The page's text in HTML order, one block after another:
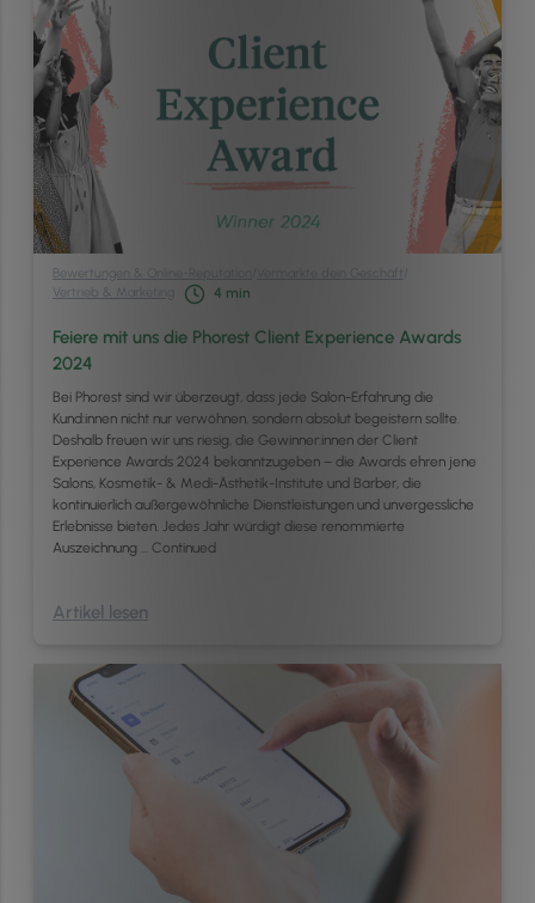
Bewertungen & Online-Reputation Vermarkte dein Geschäft
Vertrieb & Marketing
4 min
Feiere mit uns die Phorest Client Experience Awards
2024
Bei Phorest sind wir überzeugt, dass jede Salon-Erfahrung die
Kund:innen nicht nur verwöhnen, sondern absolut begeistern sollte.
Deshalb freuen wir uns riesig, die Gewinner:innen der Client
Experience Awards 2024 bekanntzugeben – die Awards ehren jene
Salons, Kosmetik- & Medi-Ästhetik-Institute und Barber, die
kontinuierlich außergewöhnliche Dienstleistungen und unvergessliche
Erlebnisse bieten. Jedes Jahr würdigt diese renommierte
Auszeichnung … Continued
Artikel lesen